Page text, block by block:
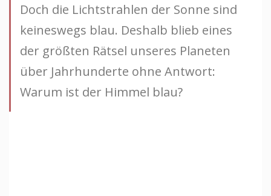
Doch die Lichtstrahlen der Sonne sind
keineswegs blau. Deshalb blieb eines
der größten Rätsel unseres Planeten
über Jahrhunderte ohne Antwort:
Warum ist der Himmel blau?